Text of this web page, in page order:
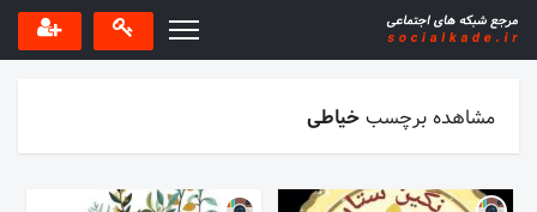
مشاهده برچسبخیاطی